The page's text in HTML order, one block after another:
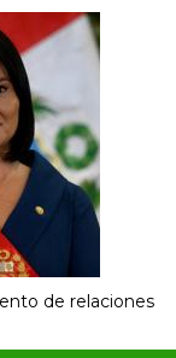
de relaciones